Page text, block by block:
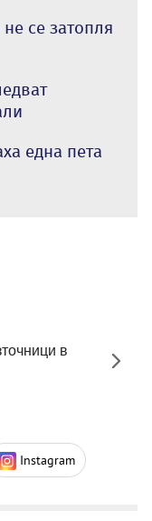
се затопля
една пета
в
Instagram